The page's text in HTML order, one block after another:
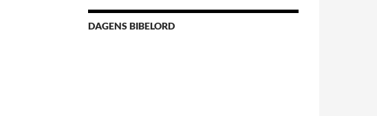
DAGENS BIBELORD